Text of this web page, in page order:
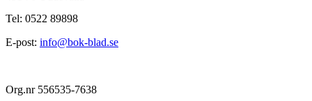
Tel: 0522 89898
E-post: info@bok-blad.se
Org.nr 556535-7638